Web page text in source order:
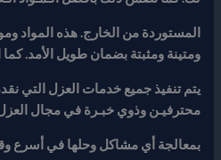
المستوردة من الخارج. هذه المواد
ومتينة ومثبتة بضمان طويل الأمد. كما
يتم تنفيذ جميع خدمات العزل التي
محترفيـن وذوي خبـرة في مجال
بمعالجة أي مشاكل وحلها في أسرع